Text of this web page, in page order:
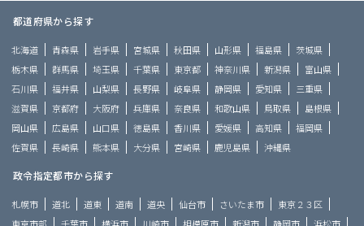
都道府県から探す
北海道 青森県 岩手県 宮城県 秋田県 山形県 福島県
茨城県
栃木県
群馬県 埼玉県 千葉県 東京都 神奈川県 新潟県
富山県
石川県
福井県 山梨県 長野県 岐阜県 静岡県 愛知県
三重県
滋賀県
京都府 大阪府 兵庫県 奈良県 和歌山県 鳥取県
島根県
岡山県
広島県 山口県 徳島県 香川県 愛媛県 高知県
福岡県
佐賀県
長崎県 熊本県 大分県 宮崎県 鹿児島県 沖縄県
政令指定都市から探す
札幌市 道北 道東 道南 道央 仙台市 さいたま市
東京２３区